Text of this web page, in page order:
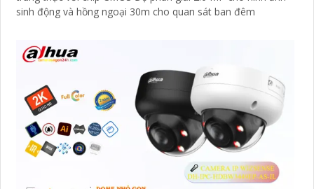
sinh động và hồng ngoại 30m cho quan sát ban đêm